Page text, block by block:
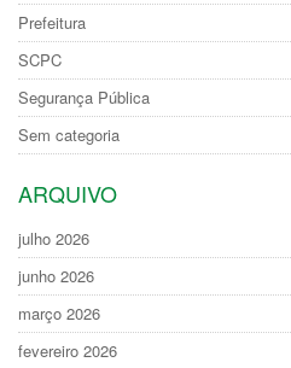
Prefeitura
SCPC
Segurança Pública
Sem categoria
ARQUIVO
julho 2026
junho 2026
março 2026
fevereiro 2026